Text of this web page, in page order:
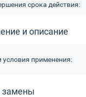
срока действия:
и описание
условия применения:
замены